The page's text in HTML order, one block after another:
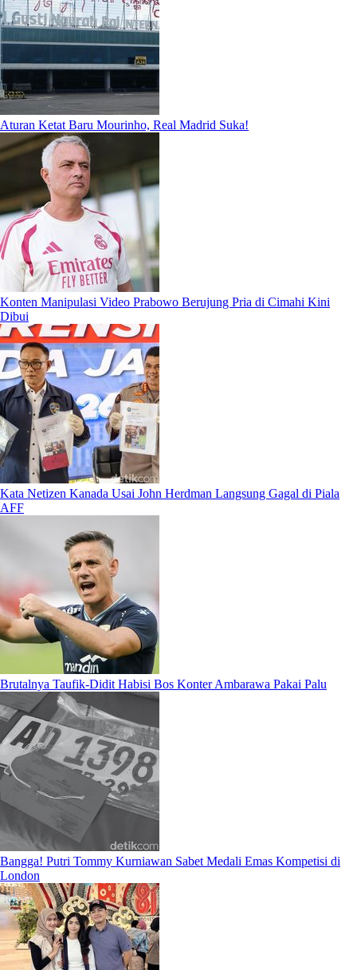
Aturan Ketat Baru Mourinho, Real Madrid Suka!
Konten Manipulasi Video Prabowo Berujung Pria di Cimahi Kini
Dibui
Kata Netizen Kanada Usai John Herdman Langsung Gagal di Piala
AFF
Brutalnya Taufik-Didit Habisi Bos Konter Ambarawa Pakai Palu
Bangga! Putri Tommy Kurniawan Sabet Medali Emas Kompetisi di
London